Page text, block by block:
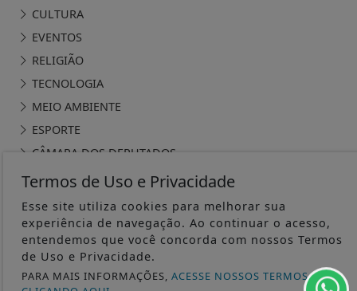
CULTURA
EVENTOS
RELIGIÃO
TECNOLOGIA
MEIO AMBIENTE
ESPORTE
CÂMARA DOS DEPUTADOS
ÁGUA PRETA 24H - TODOS OS DIREITOS RESERVADOS
TERMOS DE USO E PRIVACIDADE
Termos de Uso e Privacidade
Esse site utiliza cookies para melhorar sua
experiência de navegação. Ao continuar o acesso,
entendemos que você concorda com nossos Termos
de Uso e Privacidade.
PARA MAIS INFORMAÇÕES, ACESSE NOSSOS TERMOS